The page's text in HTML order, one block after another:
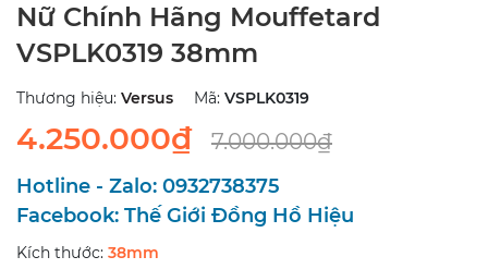
Nữ Chính Hãng Mouffetard
VSPLK0319 38mm
Thương hiệu: Versus Mã: VSPLK0319
4.250.000₫ 7.000.000₫
Hotline - Zalo: 0932738375
Facebook: Thế Giới Đồng Hồ Hiệu
Kích thước: 38mm